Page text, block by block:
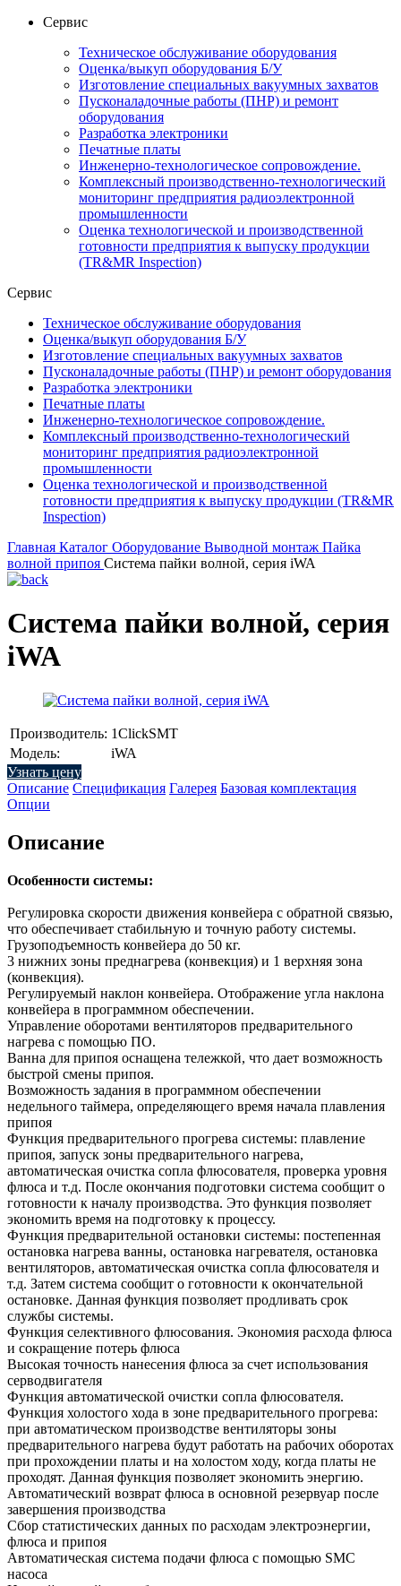
Сервис
Техническое обслуживание оборудования
Оценка/выкуп оборудования Б/У
Изготовление специальных вакуумных захватов
Пусконаладочные работы (ПНР) и ремонт
оборудования
Разработка электроники
Печатные платы
Инженерно-технологическое сопровождение.
Комплексный производственно-технологический
мониторинг предприятия радиоэлектронной
промышленности
Оценка технологической и производственной
готовности предприятия к выпуску продукции
(TR&MR Inspection)
Сервис
Техническое обслуживание оборудования
Оценка/выкуп оборудования Б/У
Изготовление специальных вакуумных захватов
Пусконаладочные работы (ПНР) и ремонт оборудования
Разработка электроники
Печатные платы
Инженерно-технологическое сопровождение.
Комплексный производственно-технологический
мониторинг предприятия радиоэлектронной
промышленности
Оценка технологической и производственной
готовности предприятия к выпуску продукции (TR&MR
Inspection)
Главная Каталог Оборудование Выводной монтаж Пайка
волной припоя Система пайки волной, серия iWA
Система пайки волной, серия
iWA
Производитель: 1ClickSMT
Модель:
iWA
Узнать цену
Описание Спецификация Галерея Базовая комплектация
Опции
Описание
Особенности системы:
Регулировка скорости движения конвейера с обратной связью,
что обеспечивает стабильную и точную работу системы.
Грузоподъемность конвейера до 50 кг.
3 нижних зоны преднагрева (конвекция) и 1 верхняя зона
(конвекция).
Регулируемый наклон конвейера. Отображение угла наклона
конвейера в программном обеспечении.
Управление оборотами вентиляторов предварительного
нагрева с помощью ПО.
Ванна для припоя оснащена тележкой, что дает возможность
быстрой смены припоя.
Возможность задания в программном обеспечении
недельного таймера, определяющего время начала плавления
припоя
Функция предварительного прогрева системы: плавление
припоя, запуск зоны предварительного нагрева,
автоматическая очистка сопла флюсователя, проверка уровня
флюса и т.д. После окончания подготовки система сообщит о
готовности к началу производства. Это функция позволяет
экономить время на подготовку к процессу.
Функция предварительной остановки системы: постепенная
остановка нагрева ванны, остановка нагревателя, остановка
вентиляторов, автоматическая очистка сопла флюсователя и
т.д. Затем система сообщит о готовности к окончательной
остановке. Данная функция позволяет продливать срок
службы системы.
Функция селективного флюсования. Экономия расхода флюса
и сокращение потерь флюса
Высокая точность нанесения флюса за счет использования
серводвигателя
Функция автоматической очистки сопла флюсователя.
Функция холостого хода в зоне предварительного прогрева:
при автоматическом производстве вентиляторы зоны
предварительного нагрева будут работать на рабочих оборотах
при прохождении платы и на холостом ходу, когда платы не
проходят. Данная функция позволяет экономить энергию.
Автоматический возврат флюса в основной резервуар после
завершения производства
Сбор статистических данных по расходам электроэнергии,
флюса и припоя
Автоматическая система подачи флюса с помощью SMC
насоса